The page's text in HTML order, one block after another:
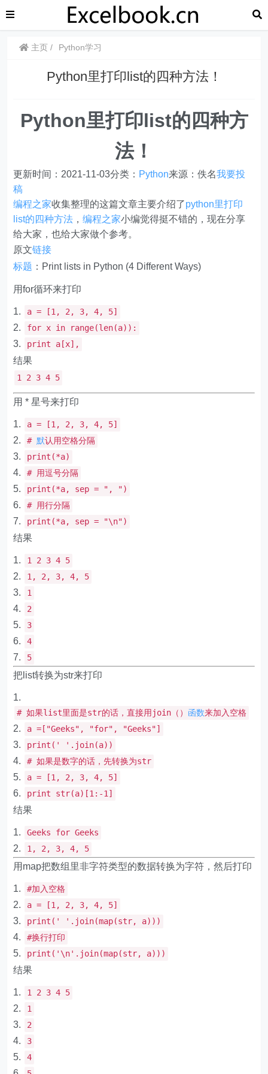
主页 Python学习
Python里打印list的四种方法！
Python里打印list的四种方
法！
更新时间：2021-11-03分类： Python来源：佚名我要投
稿
编程之家收集整理的这篇文章主要介绍了python里打印
list的四种方法 ，编程之家小编觉得挺不错的，现在分享
给大家，也给大家做个参考。
原文链接
标题 ：Print lists in Python (4 Different Ways)
用for循环来打印
a= [1 , 2 , 3, 4, 5]
for x in range(len(a)):
print a [x],
结果
1 2 3 4 5
用 * 星号来打印
a= [1 , 2 , 3, 4, 5]
#默认用空格分隔
print (*a)
# 用逗号分隔
print (*a, sep= " , ")
# 用行分隔
print (*a, sep= "\n")
结果
1 2 3 4 5
1 , 2 , 3, 4,
5
1
2
3
4
5
把list转换为str来打印
# 如果list里面是str的话，直接用join（） 函数来加入空格
a=[ "Geeks" , "for" , "Geeks"]
print ( ' ' . join(a))
# 如果是数字的话，先转换为str
a= [1 , 2 , 3, 4, 5]
print str(a)[1 :-1 ]
结果
Geeks for Geeks
1 , 2 , 3, 4, 5
用map把数组里非字符类型的数据转换为字符，然后打印
#加入空格
a= [1 , 2 , 3, 4, 5]
print ( ' ' . join(map(str, a)))
#换行打印
print ( '\n' . join(map(str, a)))
结果
1 2 3 4 5
1
2
3
4